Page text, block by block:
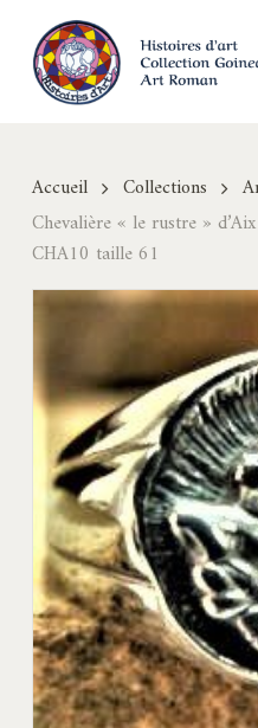
main
content
Accueil Collections
Chevalière « le rustre »
CHA10 taille 61